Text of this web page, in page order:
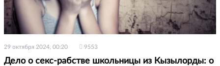
29 октября 2024, 00:20 9553
Дело о секс-рабстве школьницы из Кызылорды: о